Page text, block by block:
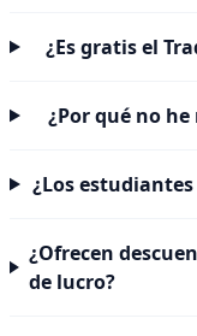
¿Es gratis el
¿Por qué no
¿Los
¿Ofrecen
de lucro?